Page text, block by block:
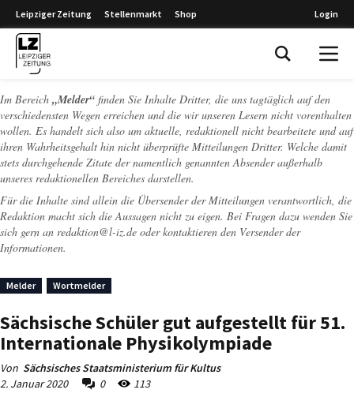
Leipziger Zeitung Stellenmarkt Shop Login
Im Bereich „Melder“ finden Sie Inhalte Dritter, die uns tagtäglich auf den
verschiedensten Wegen erreichen und die wir unseren Lesern nicht vorenthalten
wollen. Es handelt sich also um aktuelle, redaktionell nicht bearbeitete und auf
ihren Wahrheitsgehalt hin nicht überprüfte Mitteilungen Dritter. Welche damit
stets durchgehende Zitate der namentlich genannten Absender außerhalb
unseres redaktionellen Bereiches darstellen.
Für die Inhalte sind allein die Übersender der Mitteilungen verantwortlich, die
Redaktion macht sich die Aussagen nicht zu eigen. Bei Fragen dazu wenden Sie
sich gern an redaktion@l-iz.de oder kontaktieren den Versender der
Informationen.
Melder Wortmelder
Sächsische Schüler gut aufgestellt für 51.
Internationale Physikolympiade
Von Sächsisches Staatsministerium für Kultus
2. Januar 2020
0 113